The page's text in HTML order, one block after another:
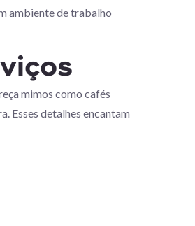
ambiente de trabalho
mimos como cafés
Esses detalhes encantam